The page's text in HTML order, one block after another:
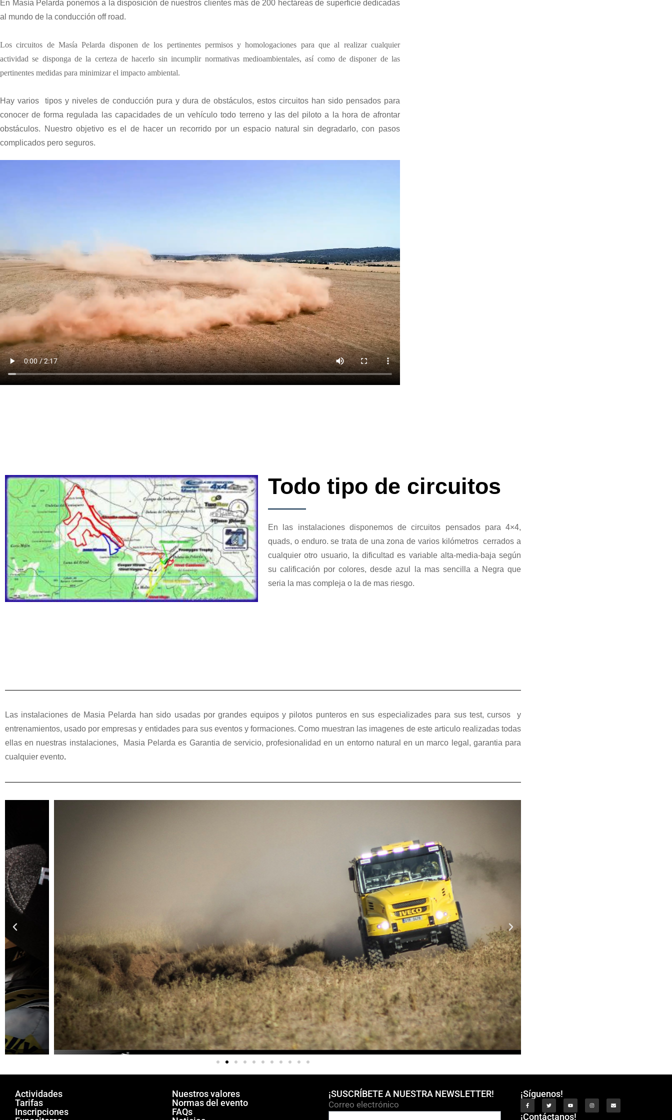
En Masía Pelarda ponemos a la disposición de nuestros clientes más de 200 hectáreas de superficie dedicadas
al mundo de la conducción off road.
Los circuitos de Masía Pelarda disponen de los pertinentes permisos y homologaciones para que al realizar cualquier
actividad se disponga de la certeza de hacerlo sin incumplir normativas medioambientales, así como de disponer de las
pertinentes medidas para minimizar el impacto ambiental.
Hay varios tipos y niveles de conducción pura y dura de obstáculos, estos circuitos han sido pensados para
conocer de forma regulada las capacidades de un vehículo todo terreno y las del piloto a la hora de afrontar
obstáculos. Nuestro objetivo es el de hacer un recorrido por un espacio natural sin degradarlo, con pasos
complicados pero seguros.
Todo tipo de circuitos
En las instalaciones disponemos de circuitos pensados para 4×4,
quads, o enduro. se trata de una zona de varios kilómetros cerrados a
cualquier otro usuario, la dificultad es variable alta-media-baja según
su calificación por colores, desde azul la mas sencilla a Negra que
seria la mas compleja o la de mas riesgo.
Las instalaciones de Masia Pelarda han sido usadas por grandes equipos y pilotos punteros en sus especializades para sus test, cursos y
entrenamientos, usado por empresas y entidades para sus eventos y formaciones. Como muestran las imagenes de este articulo realizadas todas
ellas en nuestras instalaciones, Masia Pelarda es Garantia de servicio, profesionalidad en un entorno natural en un marco legal, garantia para
cualquier evento.
Actividades
Tarifas
Inscripciones
Nuestros valores
Normas del evento
FAQs
¡SUSCRÍBETE A NUESTRA NEWSLETTER!
Correo electrónico
¡Síguenos!
¡Contáctanos!